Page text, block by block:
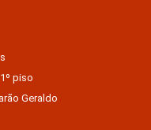
piso
Geraldo